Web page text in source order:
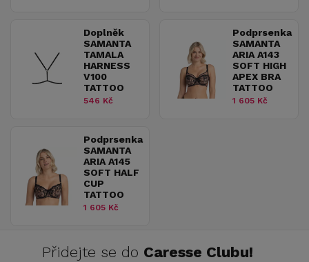
Doplněk
SAMANTA
TAMALA
HARNESS
V100
TATTOO
546 Kč
Podprsenka
SAMANTA
ARIA A143
SOFT HIGH
APEX BRA
TATTOO
1 605 Kč
Podprsenka
SAMANTA
ARIA A145
SOFT HALF
CUP
TATTOO
1 605 Kč
Přidejte se do Caresse Clubu!